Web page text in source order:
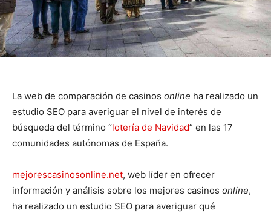
La web de comparación de casinos online ha realizado un
estudio SEO para averiguar el nivel de interés de
búsqueda del término “lotería de Navidad” en las 17
comunidades autónomas de España.
mejorescasinosonline.net, web líder en ofrecer
información y análisis sobre los mejores casinos online,
ha realizado un estudio SEO para averiguar qué